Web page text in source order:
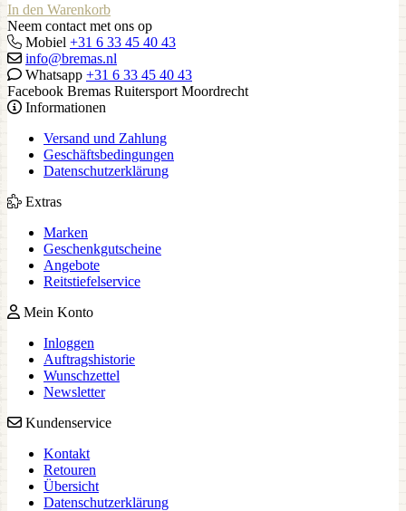
In den Warenkorb
Neem contact met ons op
Mobiel +31 6 33 45 40 43
info@bremas.nl
Whatsapp +31 6 33 45 40 43
Facebook Bremas Ruitersport Moordrecht
Informationen
Versand und Zahlung
Geschäftsbedingungen
Datenschutzerklärung
Extras
Marken
Geschenkgutscheine
Angebote
Reitstiefelservice
Mein Konto
Inloggen
Auftragshistorie
Wunschzettel
Newsletter
Kundenservice
Kontakt
Retouren
Übersicht
Datenschutzerklärung